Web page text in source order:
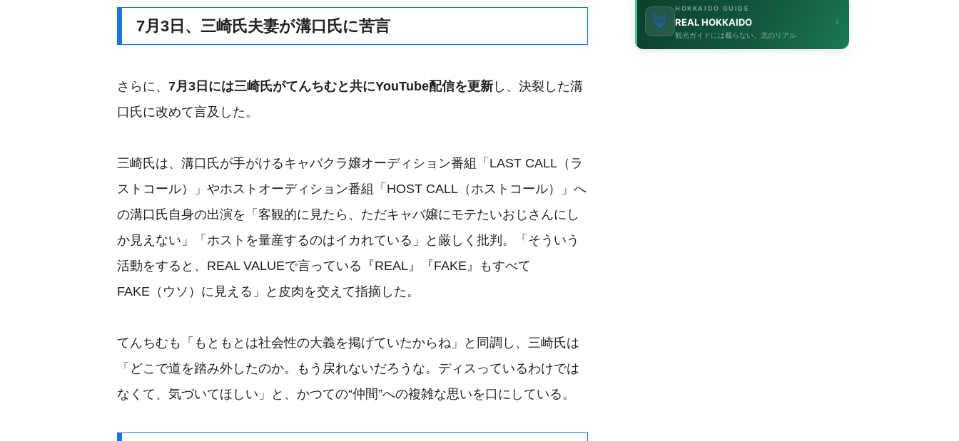
7月3日、三崎氏夫妻が溝口氏に苦言
さらに、 7月3日には三崎氏がてんちむと共にYouTube配信を更新 し、決裂した溝
口氏に改めて言及した。
三崎氏は、溝口氏が手がけるキャバクラ嬢オーディション番組「LAST CALL（ラ
ストコール）」やホストオーディション番組「HOST CALL（ホストコール）」へ
の溝口氏自身の出演を「客観的に見たら、ただキャバ嬢にモテたいおじさんにし
か見えない」「ホストを量産するのはイカれている」と厳しく批判。「そういう
活動をすると、REAL VALUEで言っている『REAL』『FAKE』もすべて
FAKE（ウソ）に見える」と皮肉を交えて指摘した。
てんちむも「もともとは社会性の大義を掲げていたからね」と同調し、三崎氏は
「どこで道を踏み外したのか。もう戻れないだろうな。ディスっているわけでは
なくて、気づいてほしい」と、かつての“仲間”への複雑な思いを口にしている。
🦊
HOKKAIDO GUIDE
REAL HOKKAIDO
観光ガイドには載らない、北のリアル
›